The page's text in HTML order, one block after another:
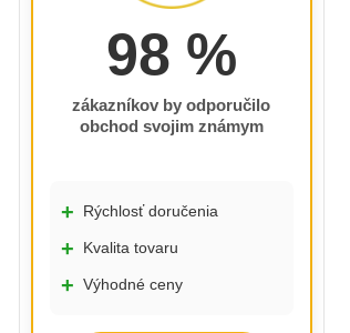
98 %
zákazníkov by odporučilo
obchod svojim známym
+ Rýchlosť doručenia
+ Kvalita tovaru
+ Výhodné ceny